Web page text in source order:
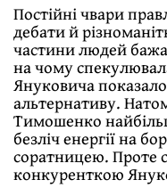
Постійні чвари
дебати й
частини людей
на чому
Януковича
альтернативу.
Тимошенко
безліч енергії на
соратницею. Проте
конкуренткою